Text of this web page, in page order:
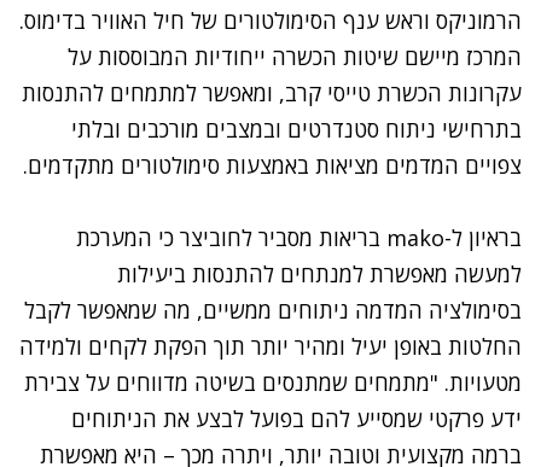
הרמוניקס וראש ענף הסימולטורים של חיל האוויר בדימוס.
המרכז מיישם שיטות הכשרה ייחודיות המבוססות על
עקרונות הכשרת טייסי קרב, ומאפשר למתמחים להתנסות
בתרחישי ניתוח סטנדרטים ובמצבים מורכבים ובלתי
צפויים המדמים מציאות באמצעות סימולטורים מתקדמים.
בראיון ל-mako בריאות מסביר לחוביצר כי המערכת
למעשה מאפשרת למנתחים להתנסות ביעילות
בסימולציה המדמה ניתוחים ממשיים, מה שמאפשר לקבל
החלטות באופן יעיל ומהיר יותר תוך הפקת לקחים ולמידה
מטעויות. "מתמחים שמתנסים בשיטה מדווחים על צבירת
ידע פרקטי שמסייע להם בפועל לבצע את הניתוחים
ברמה מקצועית וטובה יותר, ויתרה מכך – היא מאפשרת